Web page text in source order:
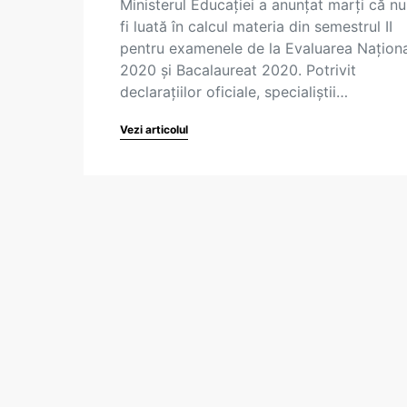
Ministerul Educației a anunțat marți că
fi luată în calcul materia din semestrul II
pentru examenele de la Evaluarea
2020 și Bacalaureat 2020. Potrivit
declarațiilor oficiale, specialiștii…
Vezi articolul